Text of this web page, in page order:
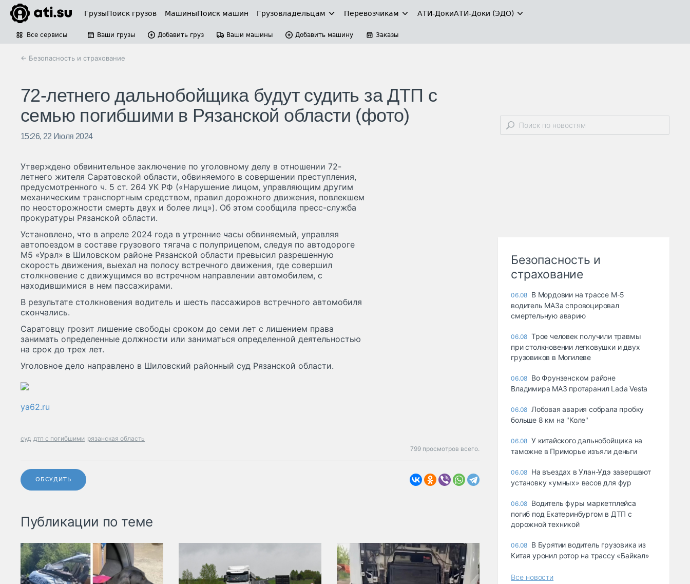
ГрузыПоиск грузов МашиныПоиск машин Грузовладельцам Перевозчикам АТИ-ДокиАТИ-Доки (ЭДО)
Все сервисы Ваши грузы Добавить груз Ваши машины Добавить машину Заказы
← Безопасность и страхование
72-летнего дальнобойщика будут судить за ДТП с
семью погибшими в Рязанской области (фото)
15:26, 22 Июля 2024
Утверждено обвинительное заключение по уголовному делу в отношении 72-
летнего жителя Саратовской области, обвиняемого в совершении преступления,
предусмотренного ч. 5 ст. 264 УК РФ («Нарушение лицом, управляющим другим
механическим транспортным средством, правил дорожного движения, повлекшем
по неосторожности смерть двух и более лиц»). Об этом сообщила пресс-служба
прокуратуры Рязанской области.
Установлено, что в апреле 2024 года в утренние часы обвиняемый, управляя
автопоездом в составе грузового тягача с полуприцепом, следуя по автодороге
М5 «Урал» в Шиловском районе Рязанской области превысил разрешенную
скорость движения, выехал на полосу встречного движения, где совершил
столкновение с движущимся во встречном направлении автомобилем, с
находившимися в нем пассажирами.
В результате столкновения водитель и шесть пассажиров встречного автомобиля
скончались.
Саратовцу грозит лишение свободы сроком до семи лет с лишением права
занимать определенные должности или заниматься определенной деятельностью
на срок до трех лет.
Уголовное дело направлено в Шиловский районный суд Рязанской области.
ya62.ru
суд дтп с погибшими рязанская область
799 просмотров всего.
ОБСУДИТЬ
Публикации по теме
Безопасность и
страхование
06.08 В Мордовии на трассе М-5
водитель МАЗа спровоцировал
смертельную аварию
06.08 Трое человек получили травмы
при столкновении легковушки и двух
грузовиков в Могилеве
06.08 Во Фрунзенском районе
Владимира МАЗ протаранил Lada Vesta
06.08 Лобовая авария собрала пробку
больше 8 км на "Коле"
06.08 У китайского дальнобойщика на
таможне в Приморье изъяли деньги
06.08 Ha въeздax в Улaн-Удэ зaвepшaют
ycтaнoвкy «yмныx» вecoв для фyp
06.08 Водитель фуры маркетплейса
погиб под Екатеринбургом в ДТП с
дорожной техникой
06.08 В Бурятии водитель грузовика из
Китая уронил ротор на трассу «Байкал»
Все новости